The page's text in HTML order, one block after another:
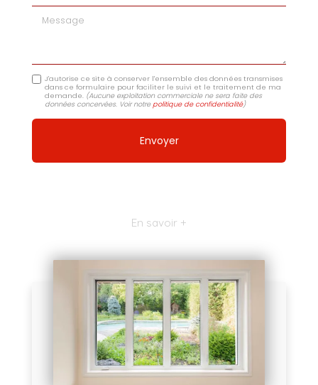
Message
J'autorise ce site à conserver l'ensemble des données transmises
dans ce formulaire pour faciliter le suivi et le traitement de ma
demande. (Aucune exploitation commerciale ne sera faite des
données concervées. Voir notrepolitique de confidentialité)
En savoir +